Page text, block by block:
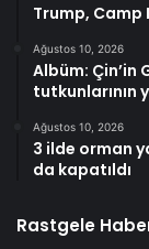
Trump, Camp
Ağustos 10, 2026
Albüm: Çin’in
tutkunlarının
Ağustos 10, 2026
3 ilde orman
da kapatıldı
Rastgele